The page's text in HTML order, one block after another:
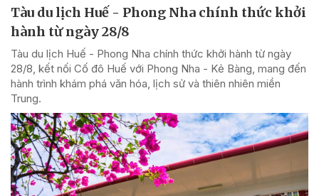
Tàu du lịch Huế - Phong Nha chính thức khởi
hành từ ngày 28/8
Tàu du lịch Huế - Phong Nha chính thức khởi hành từ ngày
28/8, kết nối Cố đô Huế với Phong Nha - Kẻ Bàng, mang đến
hành trình khám phá văn hóa, lịch sử và thiên nhiên miền
Trung.